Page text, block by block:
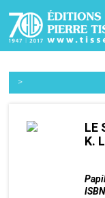
>
LE
K.